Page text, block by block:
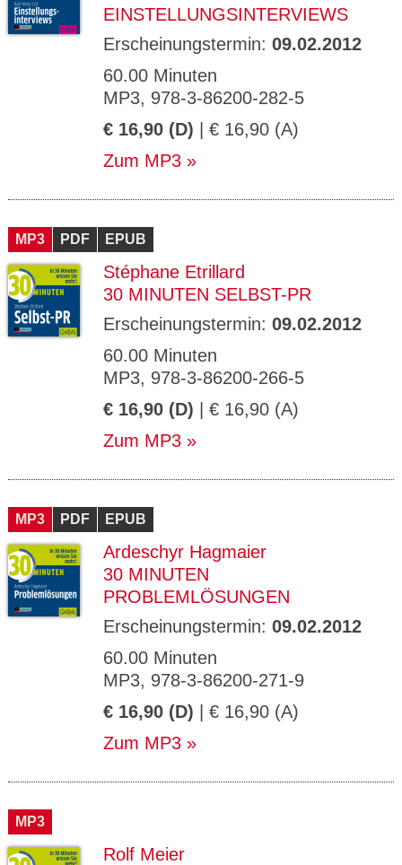
EINSTELLUNGSINTERVIEWS
Erscheinungstermin: 09.02.2012
60.00 Minuten
MP3, 978-3-86200-282-5
€ 16,90 (D) | € 16,90 (A)
Zum MP3
MP3 PDF EPUB
Stéphane Etrillard
30 MINUTEN SELBST-PR
Erscheinungstermin: 09.02.2012
60.00 Minuten
MP3, 978-3-86200-266-5
€ 16,90 (D) | € 16,90 (A)
Zum MP3
MP3 PDF EPUB
Ardeschyr Hagmaier
30 MINUTEN
PROBLEMLÖSUNGEN
Erscheinungstermin: 09.02.2012
60.00 Minuten
MP3, 978-3-86200-271-9
€ 16,90 (D) | € 16,90 (A)
Zum MP3
MP3
Rolf Meier